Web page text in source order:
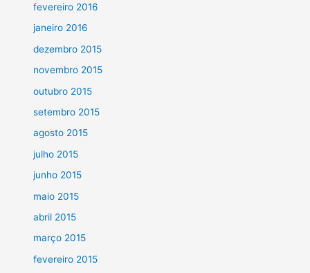
fevereiro 2016
janeiro 2016
dezembro 2015
novembro 2015
outubro 2015
setembro 2015
agosto 2015
julho 2015
junho 2015
maio 2015
abril 2015
março 2015
fevereiro 2015